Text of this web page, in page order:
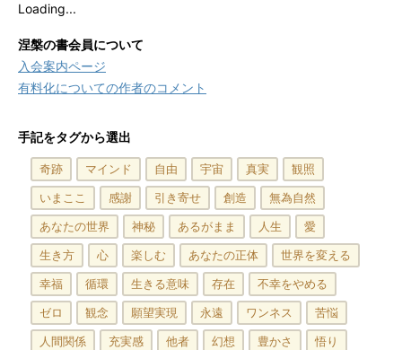
Loading...
涅槃の書会員について
入会案内ページ
有料化についての作者のコメント
手記をタグから選出
奇跡 マインド 自由 宇宙 真実
観照
いまここ
感謝 引き寄せ 創造
無為自然
あなたの世界
神秘 あるがまま 人生
愛
生き方
心 楽しむ あなたの正体
世界を変える
幸福
循環 生きる意味 存在
不幸をやめる
ゼロ
観念 願望実現 永遠 ワンネス
苦悩
人間関係
充実感 他者 幻想 豊かさ
悟り